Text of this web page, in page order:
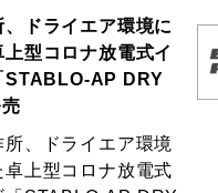
ドライエア環境に
型コロナ放電式イ
STABLO-AP DRY
所、ドライエア環境
卓上型コロナ放電式